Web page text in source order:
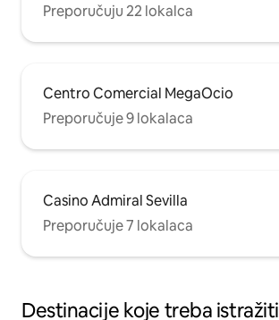
Preporučuju 22 lokalca
Centro Comercial MegaOcio
Preporučuje 9 lokalaca
Casino Admiral Sevilla
Preporučuje 7 lokalaca
Destinacije koje treba istražiti